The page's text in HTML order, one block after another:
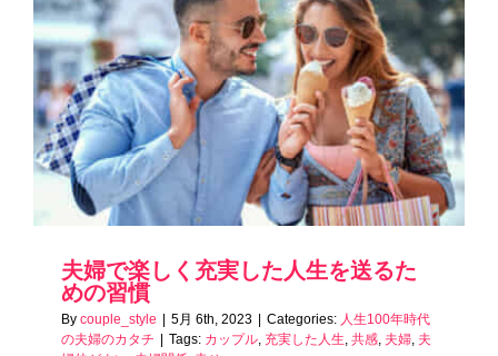
夫婦で楽しく充実した人生を送るた
めの習慣
By couple_style | 5月 6th, 2023 | Categories: 人生100年時代
の夫婦のカタチ | Tags: カップル 充実した人生 共感 夫婦 夫